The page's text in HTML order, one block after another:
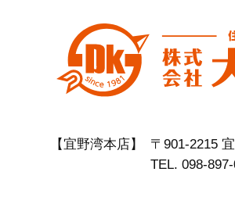
【宜野湾本店】
〒901-2215
TEL. 098-